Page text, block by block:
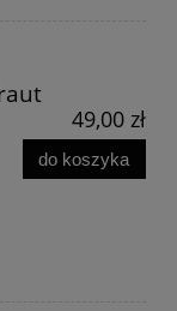
49,00 zł
do koszyka